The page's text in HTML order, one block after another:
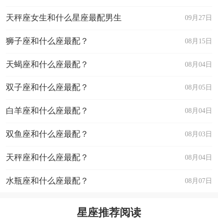
09月27日
天秤座女生和什么星座最配男生
08月15日
狮子座和什么座最配？
08月04日
天蝎座和什么座最配？
08月05日
双子座和什么座最配？
08月04日
白羊座和什么座最配？
08月03日
双鱼座和什么座最配？
08月04日
天秤座和什么座最配？
08月07日
水瓶座和什么座最配？
星座推荐阅读